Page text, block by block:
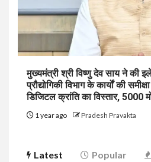
मुख्यमंत्री श्री विष्णु देव साय ने की
प्रौद्योगिकी विभाग के कार्यों की
डिजिटल क्रांति का विस्तार, 5000
1 year ago Pradesh Pravakta
Latest Popular